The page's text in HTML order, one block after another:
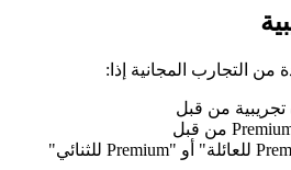
التجارب المجانية إذا:
من قبل